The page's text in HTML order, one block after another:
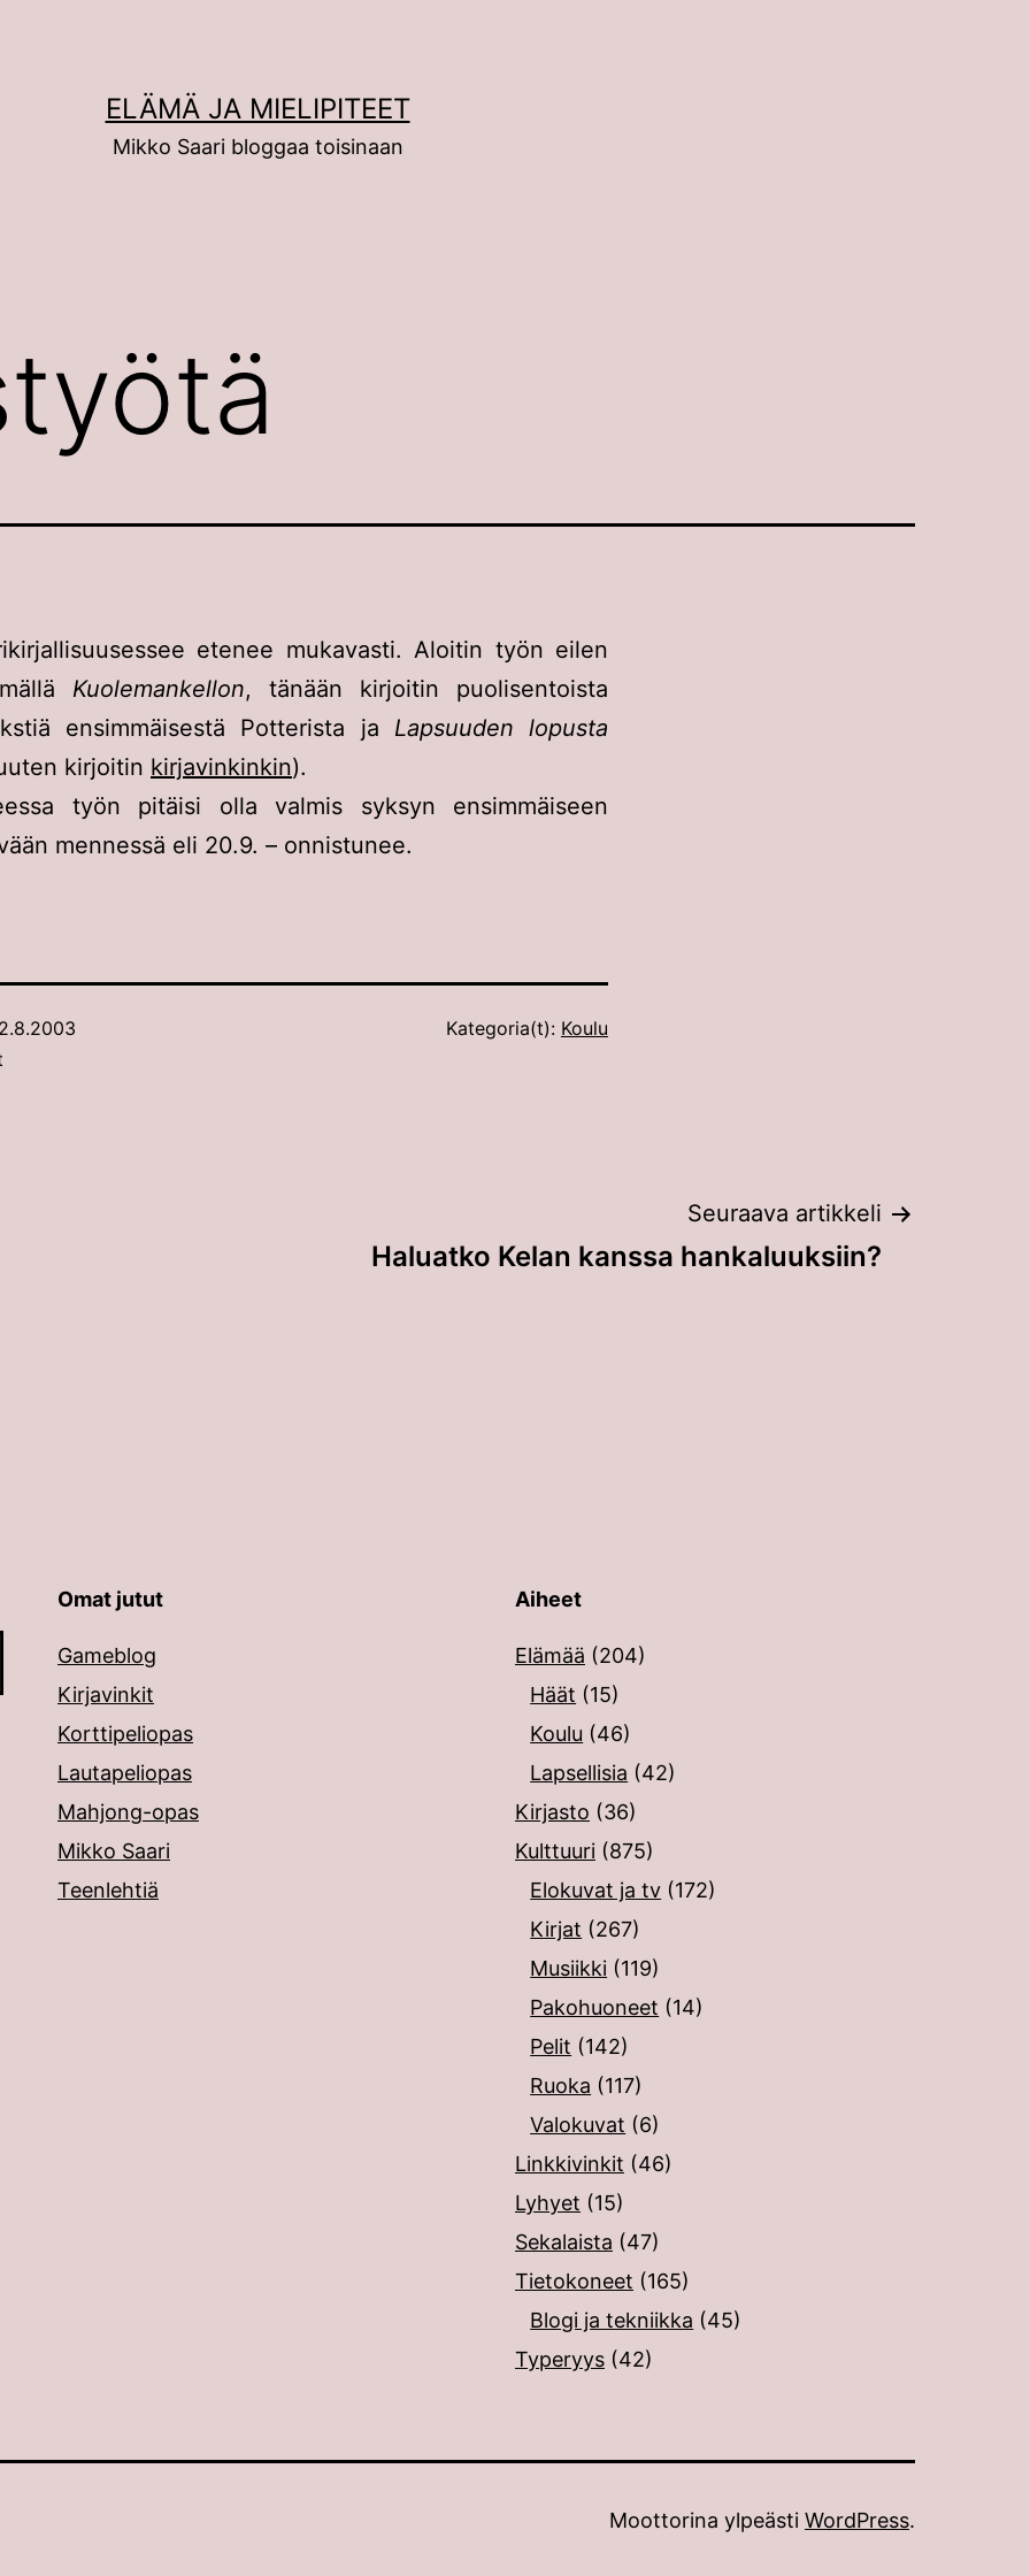
ELÄMÄ JA MIELIPITEET
Mikko Saari bloggaa toisinaan
etenee mukavasti. Aloitin työn eilen
Kuolemankellon, tänään kirjoitin puolisentoista
ensimmäisestä Potterista ja Lapsuuden lopusta
kirjoitin kirjavinkinkin).
työn pitäisi olla valmis syksyn ensimmäiseen
mennessä eli 20.9. – onnistunee.
Kategoria(t): Koulu
Seuraava artikkeli
Haluatko Kelan kanssa hankaluuksiin?
ylös ja alas ja siirtyä halutulle sivulle enterin painalluksella. Kosketusnäytöllisten laitteiden
Omat jutut
Gameblog
Kirjavinkit
Korttipeliopas
Lautapeliopas
Mahjong-opas
Mikko Saari
Teenlehtiä
Aiheet
Elämää (204)
Häät (15)
Koulu (46)
Lapsellisia (42)
Kirjasto (36)
Kulttuuri (875)
Elokuvat ja tv (172)
Kirjat (267)
Musiikki (119)
Pakohuoneet (14)
Pelit (142)
Ruoka (117)
Valokuvat (6)
Linkkivinkit (46)
Lyhyet (15)
Sekalaista (47)
Tietokoneet (165)
Blogi ja tekniikka (45)
Typeryys (42)
Moottorina ylpeästi WordPress.